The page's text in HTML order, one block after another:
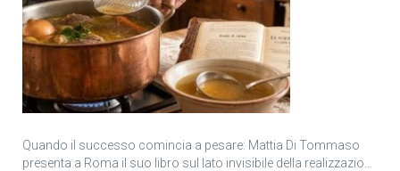
Quando il successo comincia a pesare: Mattia Di Tommaso
presenta a Roma il suo libro sul lato invisibile della realizzazione